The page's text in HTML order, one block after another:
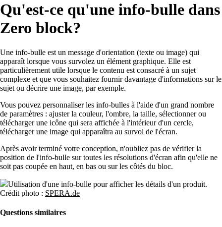
Qu'est-ce qu'une info-bulle dans
Zero block?
Une info-bulle est un message d'orientation (texte ou image) qui
apparaît lorsque vous survolez un élément graphique. Elle est
particulièrement utile lorsque le contenu est consacré à un sujet
complexe et que vous souhaitez fournir davantage d'informations sur le
sujet ou décrire une image, par exemple.
Vous pouvez personnaliser les info-bulles à l'aide d'un grand nombre
de paramètres : ajuster la couleur, l'ombre, la taille, sélectionner ou
télécharger une icône qui sera affichée à l'intérieur d'un cercle,
télécharger une image qui apparaîtra au survol de l'écran.
Après avoir terminé votre conception, n'oubliez pas de vérifier la
position de l'info-bulle sur toutes les résolutions d'écran afin qu'elle ne
soit pas coupée en haut, en bas ou sur les côtés du bloc.
Utilisation d'une info-bulle pour afficher les détails d'un produit.
Crédit photo : SPERA.de
Questions similaires